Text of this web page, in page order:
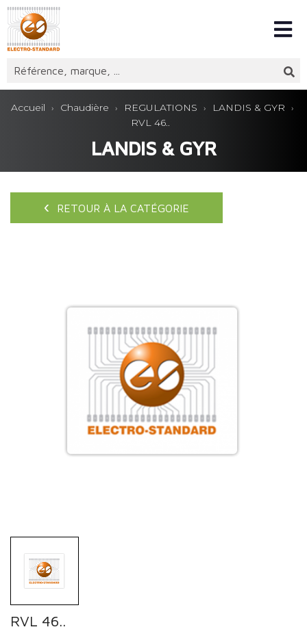
Accueil Chaudière REGULATIONS
LANDIS & GYR
RVL 46..
LANDIS & GYR
RETOUR À LA CATÉGORIE
RVL 46..